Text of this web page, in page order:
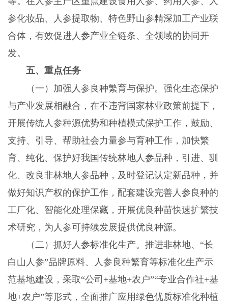
参化妆品、人参提取物、特色野山参精深加工产业联
合体，有效促进人参产业全链条、全领域的协同开
发。
五、重点任务
（一）加强人参良种繁育与保护。强化生态保护
与产业发展相融合，在不违背国家林业政策前提下，
开展传统人参种源优势和种植模式保护工作，鼓励、
支持、引导、帮助社会力量参与育种工作，加快繁
育、纯化、保护好我国传统林地人参品种，引进、驯
化、改良非林地人参品种，及时登记认定新品种，并
做好知识产权的保护工作，配套建设完善人参良种的
工厂化、智能化处理保藏，开展优良种苗快速扩繁技
术研究，为人参可持续发展提供优良种源。
（二）抓好人参标准化生产。推进非林地、“长
白山人参”品牌原料、人参良种繁育等标准化生产示
范基地建设，采取“公司+基地+农户”“专业合作社+基
地+农户”等形式，全面推广应用绿色优质标准化种植